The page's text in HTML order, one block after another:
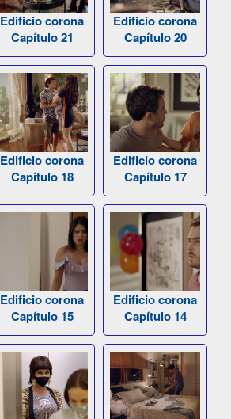
Edificio corona
Capítulo 21
Edificio corona
Capítulo 20
Edificio corona
Capítulo 18
Edificio corona
Capítulo 17
Edificio corona
Capítulo 15
Edificio corona
Capítulo 14